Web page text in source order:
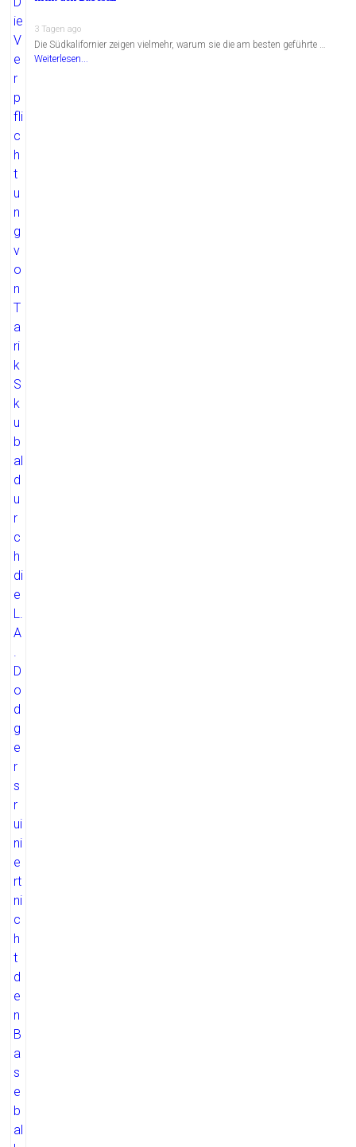
3 Tagen ago
Die Südkalifornier zeigen vielmehr, warum sie die am besten geführte …
Weiterlesen...